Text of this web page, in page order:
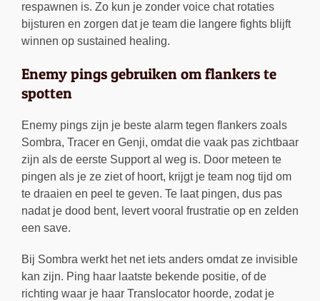
respawnen is. Zo kun je zonder voice chat rotaties
bijsturen en zorgen dat je team die langere fights blijft
winnen op sustained healing.
Enemy pings gebruiken om flankers te
spotten
Enemy pings zijn je beste alarm tegen flankers zoals
Sombra, Tracer en Genji, omdat die vaak pas zichtbaar
zijn als de eerste Support al weg is. Door meteen te
pingen als je ze ziet of hoort, krijgt je team nog tijd om
te draaien en peel te geven. Te laat pingen, dus pas
nadat je dood bent, levert vooral frustratie op en zelden
een save.
Bij Sombra werkt het net iets anders omdat ze invisible
kan zijn. Ping haar laatste bekende positie, of de
richting waar je haar Translocator hoorde, zodat je